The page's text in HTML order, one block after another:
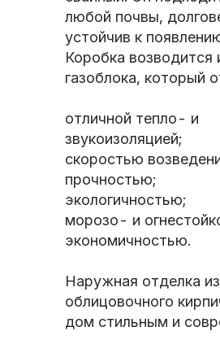
любой почвы,
устойчив к
Коробка возводится
газоблока, который
отличной тепло- и
звукоизоляцией;
скоростью
прочностью;
экологичностью;
морозо- и
экономичностью.
Наружная отделка из
облицовочного
дом стильным и